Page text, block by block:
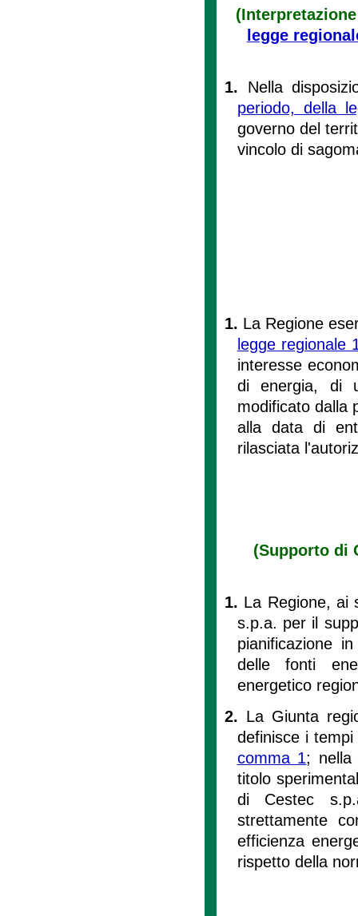
legge
1. Nella
periodo, della
governo del
vincolo di
1. La Regione
legge regionale
interesse
di energia, di
modificato dalla
alla data di
rilasciata
(Supporto di
1. La Regione, ai
s.p.a. per il
pianificazione
delle fonti
energetico
2. La Giunta
definisce i
comma 1; nella
titolo
di Cestec
strettamente
efficienza
rispetto della